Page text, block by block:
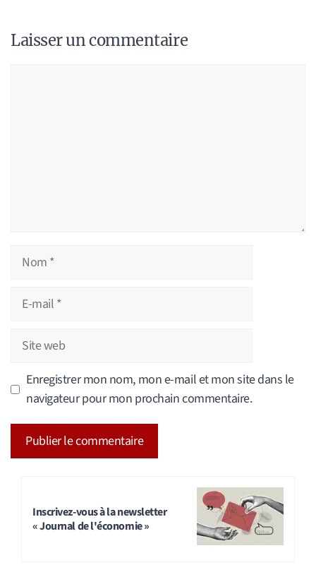
Laisser un commentaire
Nom
Site
web
Enregistrer mon nom, mon e-mail et mon site dans le
navigateur pour mon prochain commentaire.
Inscrivez-vous à la newsletter
« Journal de l'économie »